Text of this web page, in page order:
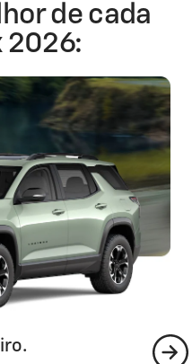
de cada
2026: